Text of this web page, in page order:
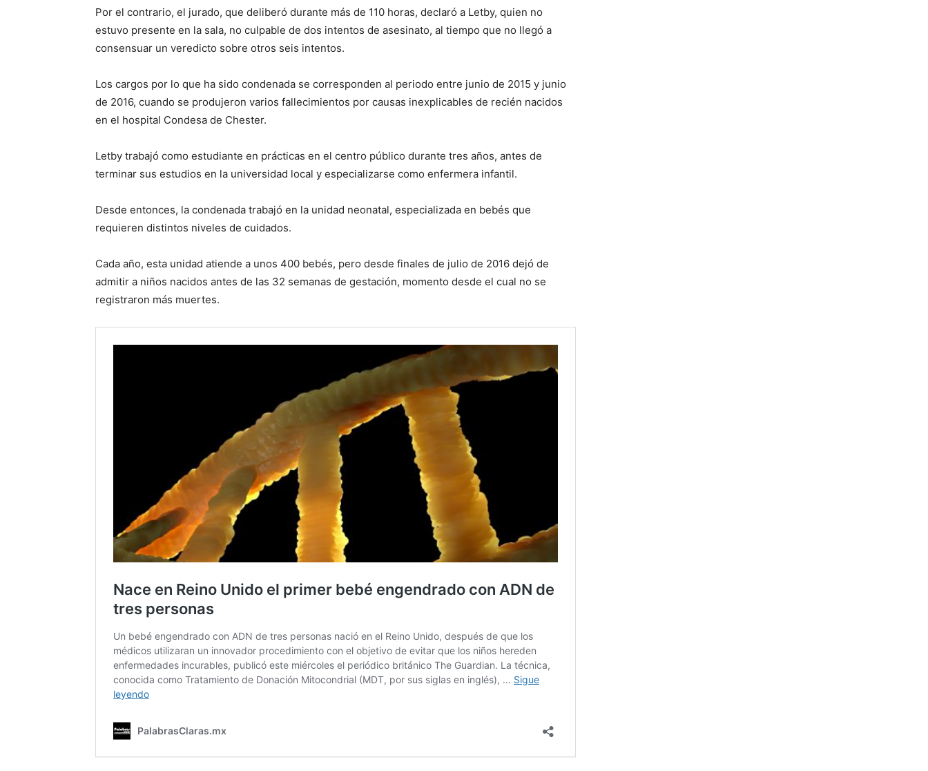
Por el contrario, el jurado, que deliberó durante más de 110 horas, declaró a Letby, quien no
estuvo presente en la sala, no culpable de dos intentos de asesinato, al tiempo que no llegó a
consensuar un veredicto sobre otros seis intentos.
Los cargos por lo que ha sido condenada se corresponden al periodo entre junio de 2015 y junio
de 2016, cuando se produjeron varios fallecimientos por causas inexplicables de recién nacidos
en el hospital Condesa de Chester.
Letby trabajó como estudiante en prácticas en el centro público durante tres años, antes de
terminar sus estudios en la universidad local y especializarse como enfermera infantil.
Desde entonces, la condenada trabajó en la unidad neonatal, especializada en bebés que
requieren distintos niveles de cuidados.
Cada año, esta unidad atiende a unos 400 bebés, pero desde finales de julio de 2016 dejó de
admitir a niños nacidos antes de las 32 semanas de gestación, momento desde el cual no se
registraron más muertes.